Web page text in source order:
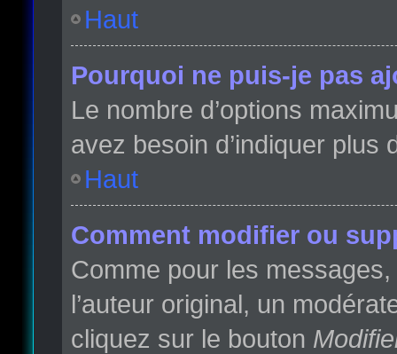
Haut
Pourquoi ne puis-je pas
Le nombre d’options
avez besoin d’indiquer plus
Haut
Comment modifier ou
Comme pour les
l’auteur original, un
cliquez sur le bouton